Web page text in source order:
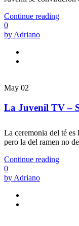
Continue reading
0
by Adriano
May 02
La Juvenil TV –
La ceremonia del té es
pero la del ramen no
Continue reading
0
by Adriano